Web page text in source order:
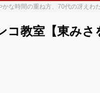
な時間の重ね方、70代の冴えわ
教室【東み